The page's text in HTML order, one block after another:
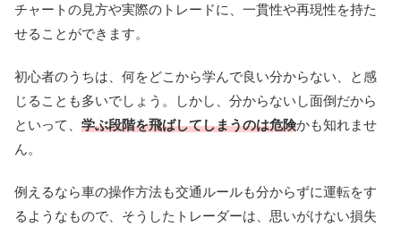
チャートの見方や実際のトレードに、一貫性や再現性を持た
せることができます。
初心者のうちは、何をどこから学んで良い分からない、と感
じることも多いでしょう。しかし、分からないし面倒だから
といって、 学ぶ段階を飛ばしてしまうのは危険かも知れませ
ん。
例えるなら車の操作方法も交通ルールも分からずに運転をす
るようなもので、そうしたトレーダーは、思いがけない損失